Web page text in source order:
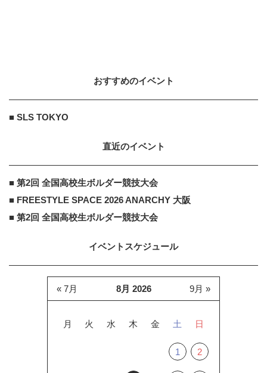
おすすめのイベント
■ SLS TOKYO
直近のイベント
■ 第2回 全国高校生ボルダー競技大会
■ FREESTYLE SPACE 2026 ANARCHY 大阪
■ 第2回 全国高校生ボルダー競技大会
イベントスケジュール
8月 2026
月 火 水 木 金 土 日
1 2
« 7月 9月 »